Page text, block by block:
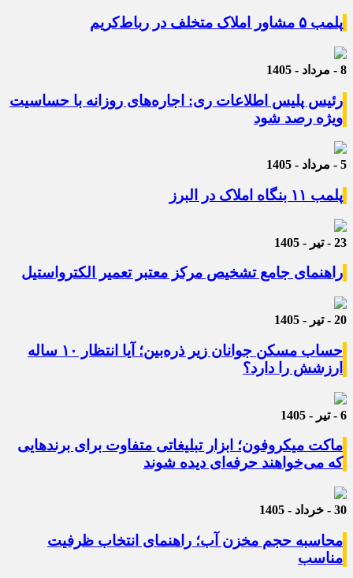
پلمب ۵ مشاور املاک متخلف در رباط‌کریم
8 - مرداد - 1405
رئیس پلیس اطلاعات ری: اجاره‌های روزانه با حساسیت
ویژه رصد شود
5 - مرداد - 1405
پلمب ۱۱ بنگاه املاک در البرز
23 - تیر - 1405
راهنمای جامع تشخیص مرکز معتبر تعمیر الکترواستیل
20 - تیر - 1405
حساب مسکن جوانان زیر ذره‌بین؛ آیا انتظار ۱۰ ساله
ارزشش را دارد؟
6 - تیر - 1405
ماکت میکروفون؛ ابزار تبلیغاتی متفاوت برای برندهایی
که می‌خواهند حرفه‌ای دیده شوند
30 - خرداد - 1405
محاسبه حجم مخزن آب؛ راهنمای انتخاب ظرفیت
مناسب